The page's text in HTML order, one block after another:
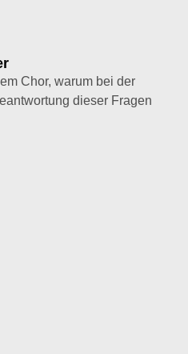
Chor, warum bei der
dieser Fragen